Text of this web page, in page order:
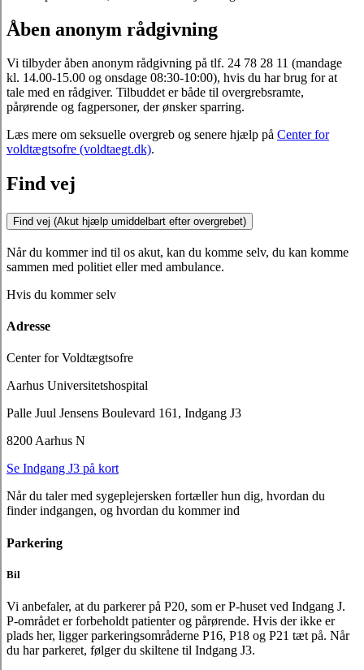
Åben anonym rådgivning
Vi tilbyder åben anonym rådgivning på tlf. 24 78 28 11 (mandage
kl. 14.00-15.00 og onsdage 08:30-10:00), hvis du har brug for at
tale med en rådgiver. Tilbuddet er både til overgrebsramte,
pårørende og fagpersoner, der ønsker sparring.
Læs mere om seksuelle overgreb og senere hjælp på Center for
voldtægtsofre (voldtaegt.dk).
Find vej
Find vej (Akut hjælp umiddelbart efter overgrebet)
Når du kommer ind til os akut, kan du komme selv, du kan komme
sammen med politiet eller med ambulance.
Hvis du kommer selv
Adresse
Center for Voldtægtsofre
Aarhus Universitetshospital
Palle Juul Jensens Boulevard 161, Indgang J3
8200 Aarhus N
Se Indgang J3 på kort
Når du taler med sygeplejersken fortæller hun dig, hvordan du
finder indgangen, og hvordan du kommer ind
Parkering
Bil
Vi anbefaler, at du parkerer på P20, som er P-huset ved Indgang J.
P-området er forbeholdt patienter og pårørende. Hvis der ikke er
plads her, ligger parkeringsområderne P16, P18 og P21 tæt på. Når
du har parkeret, følger du skiltene til Indgang J3.